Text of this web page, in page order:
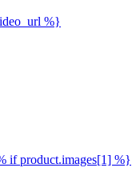
%}
if product.images[1] %}